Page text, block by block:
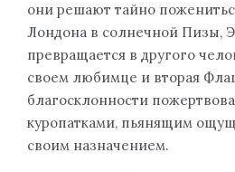
они решают тайно
Лондона в солнечной Пизы,
превращается в другого
своем любимце и вторая
благосклонности
куропатками, пьянящим
своим назначением.